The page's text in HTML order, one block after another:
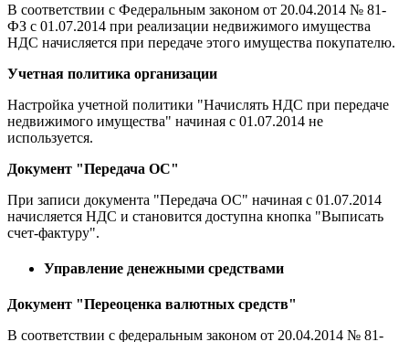
В соответствии с Федеральным законом от 20.04.2014 № 81-
ФЗ с 01.07.2014 при реализации недвижимого имущества
НДС начисляется при передаче этого имущества покупателю.
Учетная политика организации
Настройка учетной политики "Начислять НДС при передаче
недвижимого имущества" начиная с 01.07.2014 не
используется.
Документ "Передача ОС"
При записи документа "Передача ОС" начиная с 01.07.2014
начисляется НДС и становится доступна кнопка "Выписать
счет-фактуру".
Управление денежными средствами
Документ "Переоценка валютных средств"
В соответствии с федеральным законом от 20.04.2014 № 81-